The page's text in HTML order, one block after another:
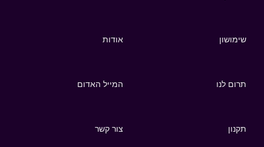
שימושון אודות
תרום לנו המייל האדום
תקנון צור קשר